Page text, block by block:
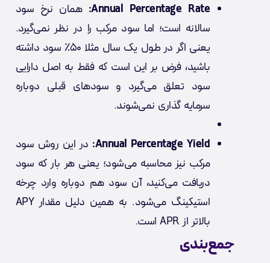
Annual Percentage Rate: همان نرخ سود
سالانه است؛ اما سود مرکب را در نظر نمی‌گیرد.
یعنی اگر در طول یک سال مثلا ۵۰٪ سود داشته
باشید، فرض بر این است که فقط به اصل دارایی
سود تعلق می‌گیرد و سودهای قبلی دوباره
سرمایه گذاری نمی‌شوند.
Annual Percentage Yield: در این روش سود
مرکب نیز محاسبه می‌شود؛ یعنی هر بار که سود
دریافت می‌کنید، آن سود هم دوباره وارد چرخه
استیکینگ می‌شود. به همین دلیل مقدار APY
بالاتر از APR است.
جمع‌بندی